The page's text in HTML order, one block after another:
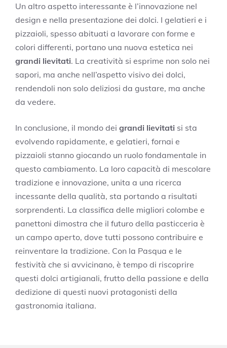
Un altro aspetto interessante è l’innovazione nel
design e nella presentazione dei dolci. I gelatieri e i
pizzaioli, spesso abituati a lavorare con forme e
colori differenti, portano una nuova estetica nei
grandi lievitati. La creatività si esprime non solo nei
sapori, ma anche nell’aspetto visivo dei dolci,
rendendoli non solo deliziosi da gustare, ma anche
da vedere.
In conclusione, il mondo dei grandi lievitati si sta
evolvendo rapidamente, e gelatieri, fornai e
pizzaioli stanno giocando un ruolo fondamentale in
questo cambiamento. La loro capacità di mescolare
tradizione e innovazione, unita a una ricerca
incessante della qualità, sta portando a risultati
sorprendenti. La classifica delle migliori colombe e
panettoni dimostra che il futuro della pasticceria è
un campo aperto, dove tutti possono contribuire e
reinventare la tradizione. Con la Pasqua e le
festività che si avvicinano, è tempo di riscoprire
questi dolci artigianali, frutto della passione e della
dedizione di questi nuovi protagonisti della
gastronomia italiana.